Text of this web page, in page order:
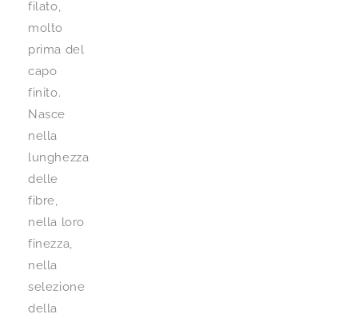
filato,
molto
prima del
capo
finito.
Nasce
nella
lunghezza
delle
fibre,
nella loro
finezza,
nella
selezione
della